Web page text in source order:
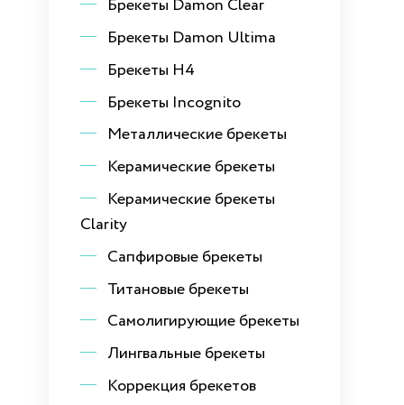
Брекеты Damon Clear
Брекеты Damon Ultima
Брекеты H4
Брекеты Incognito
Металлические брекеты
Керамические брекеты
Керамические брекеты
Clarity
Сапфировые брекеты
Титановые брекеты
Самолигирующие брекеты
Лингвальные брекеты
Коррекция брекетов